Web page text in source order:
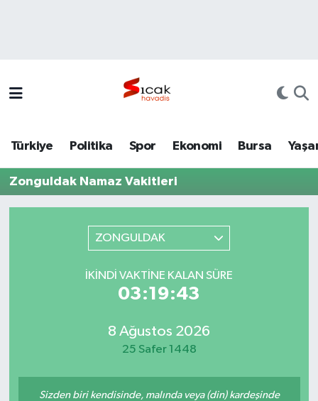
Türkiye Politika Spor Ekonomi Bursa
Zonguldak Namaz Vakitleri
ZONGULDAK
İKINDI VAKTINE KALAN SÜRE
03:19:43
8 Ağustos 2026
25 Safer 1448
Sizden biri kendisinde, malında veya (din) kardeşinde
Politika
Sağlık
Tüm Manşetler
Son Dakika Haberleri
Haber Arşivi